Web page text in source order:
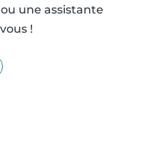
une assistante
!